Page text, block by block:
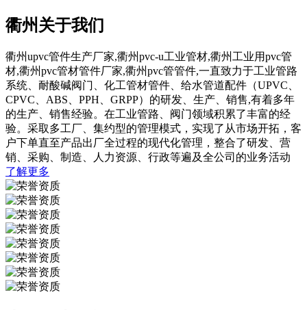
衢州关于我们
衢州upvc管件生产厂家,衢州pvc-u工业管材,衢州工业用pvc管
材,衢州pvc管材管件厂家,衢州pvc管管件,一直致力于工业管路
系统、耐酸碱阀门、化工管材管件、给水管道配件（UPVC、
CPVC、ABS、PPH、GRPP）的研发、生产、销售,有着多年
的生产、销售经验。在工业管路、阀门领域积累了丰富的经
验。采取多工厂、集约型的管理模式，实现了从市场开拓，客
户下单直至产品出厂全过程的现代化管理，整合了研发、营
销、采购、制造、人力资源、行政等遍及全公司的业务活动
了解更多